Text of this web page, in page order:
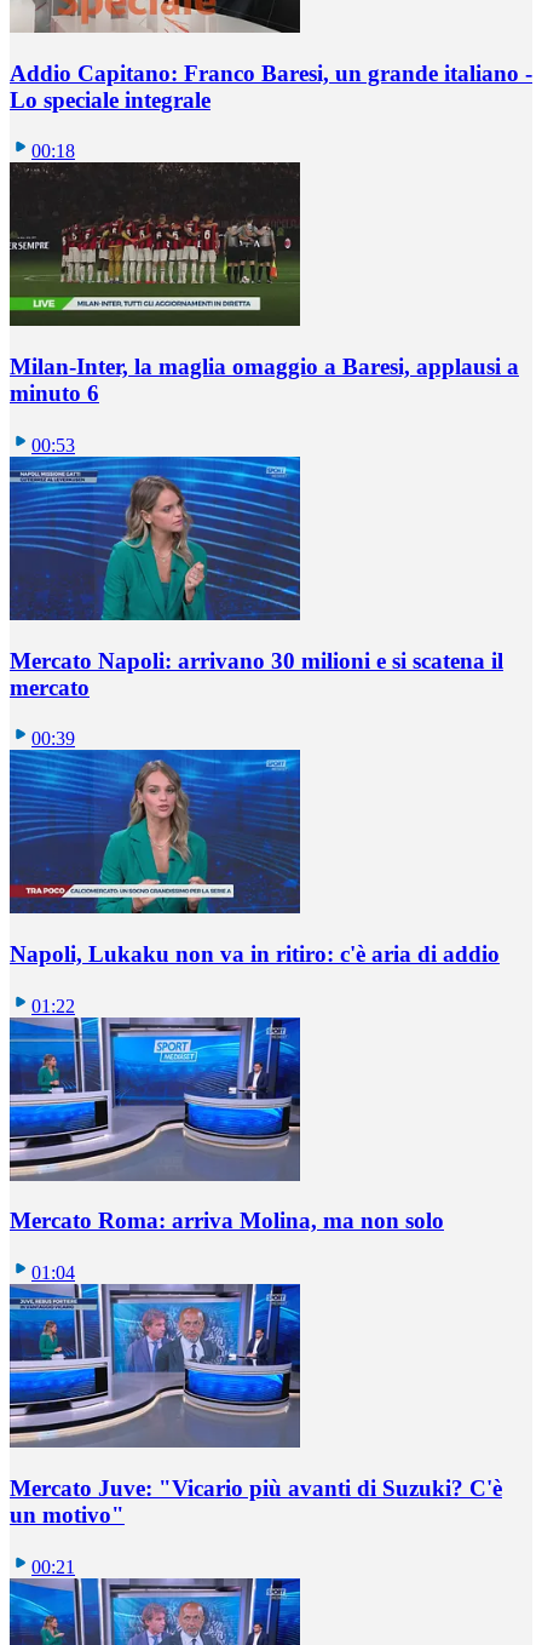
Addio Capitano: Franco Baresi, un grande italiano -
Lo speciale integrale
00:18
Milan-Inter, la maglia omaggio a Baresi, applausi a
minuto 6
00:53
Mercato Napoli: arrivano 30 milioni e si scatena il
mercato
00:39
Napoli, Lukaku non va in ritiro: c'è aria di addio
01:22
Mercato Roma: arriva Molina, ma non solo
01:04
Mercato Juve: "Vicario più avanti di Suzuki? C'è
un motivo"
00:21